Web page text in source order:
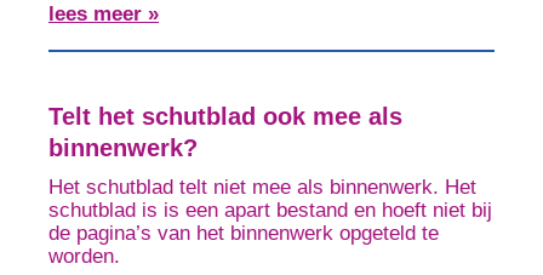
lees meer »
Telt het schutblad ook mee als
binnenwerk?
Het schutblad telt niet mee als binnenwerk. Het
schutblad is is een apart bestand en hoeft niet bij
de pagina’s van het binnenwerk opgeteld te
worden.